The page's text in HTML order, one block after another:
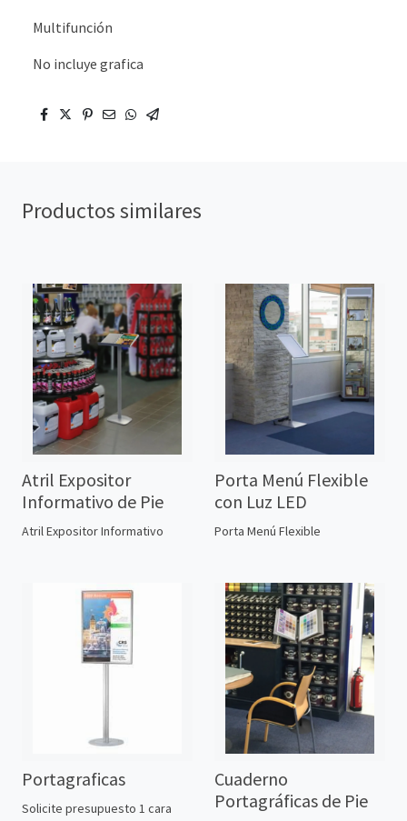
Multifunción
No incluye grafica
Productos similares
Atril Expositor
Informativo de Pie
Atril Expositor Informativo
Porta Menú Flexible
con Luz LED
Porta Menú Flexible
Portagraficas
Solicite presupuesto 1 cara
Cuaderno
Portagráficas de Pie